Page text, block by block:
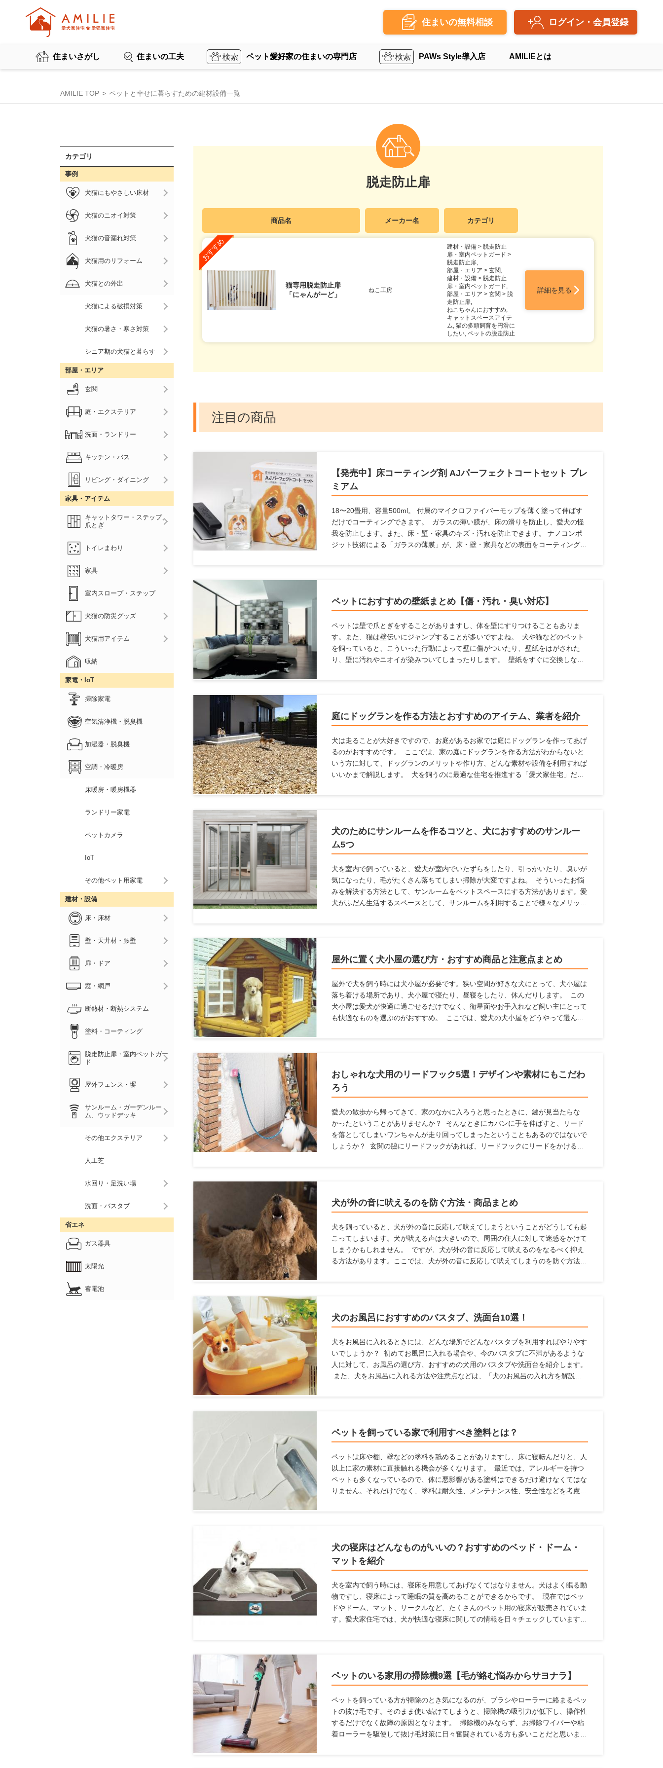
住まいの無料相談 ログイン・会員登録
住まいさがし 住まいの工夫 ペット愛好家の住まいの専門店 PAWs Style導入店 AMILIEとは
AMILIE TOP ペットと幸せに暮らすための建材設備一覧
脱走防止扉
商品名 メーカー名 カテゴリ
猫専用脱走防止扉
「にゃんがーど」
ねこ工房
建材・設備 > 脱走防止
扉・室内ペットガード >
脱走防止扉,
部屋・エリア > 玄関,
建材・設備 > 脱走防止
扉・室内ペットガード,
部屋・エリア > 玄関 > 脱
走防止扉,
ねこちゃんにおすすめ,
キャットスペースアイテ
ム, 猫の多頭飼育を円滑に
したい, ペットの脱走防止
詳細を見る
注目の商品
【発売中】床コーティング剤 AJパーフェクトコートセット プレ
ミアム
18〜20畳用、容量500ml。 付属のマイクロファイバーモップを薄く塗って伸ばす
だけでコーティングできます。 ガラスの薄い膜が、床の滑りを防止し、愛犬の怪
我を防止します。また、床・壁・家具のキズ・汚れを防止できます。 ナノコンポ
ジット技術による「ガラスの薄膜」が、床・壁・家具などの表面をコーティング。
ペットにおすすめの壁紙まとめ【傷・汚れ・臭い対応】
ペットは壁で爪とぎをすることがありますし、体を壁にすりつけることもありま
す。また、猫は壁伝いにジャンプすることが多いですよね。 犬や猫などのペット
を飼っていると、こういった行動によって壁に傷がついたり、壁紙をはがされた
り、壁に汚れやニオイが染みついてしまったりします。 壁紙をすぐに交換しなく
庭にドッグランを作る方法とおすすめのアイテム、業者を紹介
犬は走ることが大好きですので、お庭があるお家では庭にドッグランを作ってあげ
るのがおすすめです。 ここでは、家の庭にドッグランを作る方法がわからないと
いう方に対して、ドッグランのメリットや作り方、どんな素材や設備を利用すれば
いいかまで解説します。 犬を飼うのに最適な住宅を推進する「愛犬家住宅」だか
犬のためにサンルームを作るコツと、犬におすすめのサンルー
ム5つ
犬を室内で飼っていると、愛犬が室内でいたずらをしたり、引っかいたり、臭いが
気になったり、毛がたくさん落ちてしまい掃除が大変ですよね。 そういったお悩
みを解決する方法として、サンルームをペットスペースにする方法があります。愛
犬がふだん生活するスペースとして、サンルームを利用することで様々なメリット
します。
屋外に置く犬小屋の選び方・おすすめ商品と注意点まとめ
屋外で犬を飼う時には犬小屋が必要です。狭い空間が好きな犬にとって、犬小屋は
落ち着ける場所であり、犬小屋で寝たり、昼寝をしたり、休んだりします。 この
犬小屋は愛犬が快適に過ごせるだけでなく、衛星面やお手入れなど飼い主にとって
も快適なものを選ぶのがおすすめ。 ここでは、愛犬の犬小屋をどうやって選んだ
おしゃれな犬用のリードフック5選！デザインや素材にもこだわ
ろう
愛犬の散歩から帰ってきて、家のなかに入ろうと思ったときに、鍵が見当たらな
かったということがありませんか？ そんなときにカバンに手を伸ばすと、リード
を落としてしまいワンちゃんが走り回ってしまったということもあるのではないで
しょうか？ 玄関の脇にリードフックがあれば、リードフックにリードをかけるこ
犬が外の音に吠えるのを防ぐ方法・商品まとめ
犬を飼っていると、犬が外の音に反応して吠えてしまうということがどうしても起
こってしまいます。犬が吠える声は大きいので、周囲の住人に対して迷惑をかけて
しまうかもしれません。 ですが、犬が外の音に反応して吠えるのをなるべく抑え
る方法があります。ここでは、犬が外の音に反応して吠えてしまうのを防ぐ方法、
犬のお風呂におすすめのバスタブ、洗面台10選！
犬をお風呂に入れるときには、どんな場所でどんなバスタブを利用すればやりやす
いでしょうか？ 初めてお風呂に入れる場合や、今のバスタブに不満があるような
人に対して、お風呂の選び方、おすすめの犬用のバスタブや洗面台を紹介します。
また、犬をお風呂に入れる方法や注意点などは、「犬のお風呂の入れ方を解説！
ペットを飼っている家で利用すべき塗料とは？
ペットは床や棚、壁などの塗料を舐めることがありますし、床に寝転んだりと、人
以上に家の素材に直接触れる機会が多くなります。 最近では、アレルギーを持つ
ペットも多くなっているので、体に悪影響がある塗料はできるだけ避けなくてはな
りません。それだけでなく、塗料は耐久性、メンテナンス性、安全性などを考慮す
犬の寝床はどんなものがいいの？おすすめのベッド・ドーム・
マットを紹介
犬を室内で飼う時には、寝床を用意してあげなくてはなりません。犬はよく眠る動
物ですし、寝床によって睡眠の質を高めることができるからです。 現在ではベッ
ドやドーム、マット、サークルなど、たくさんのペット用の寝床が販売されていま
す。愛犬家住宅では、犬が快適な寝床に関しての情報を日々チェックしています。
ペットのいる家用の掃除機9選【毛が絡む悩みからサヨナラ】
ペットを飼っている方が掃除のとき気になるのが、ブラシやローラーに絡まるペッ
トの抜け毛です。そのまま使い続けてしまうと、掃除機の吸引力が低下し、操作性
するだけでなく故障の原因となります。 掃除機のみならず、お掃除ワイパーや粘
着ローラーを駆使して抜け毛対策に日々奮闘されている方も多いことだと思いま
カテゴリ
事例
犬猫にもやさしい床材
犬猫のニオイ対策
犬猫の音漏れ対策
犬猫用のリフォーム
犬猫との外出
犬猫による破損対策
犬猫の暑さ・寒さ対策
シニア期の犬猫と暮らす
部屋・エリア
玄関
庭・エクステリア
洗面・ランドリー
キッチン・バス
リビング・ダイニング
家具・アイテム
キャットタワー・ステップ、
爪とぎ
トイレまわり
家具
室内スロープ・ステップ
犬猫の防災グッズ
犬猫用アイテム
収納
家電・IoT
掃除家電
空気清浄機・脱臭機
加湿器・脱臭機
空調・冷暖房
床暖房・暖房機器
ランドリー家電
ペットカメラ
IoT
その他ペット用家電
建材・設備
床・床材
壁・天井材・腰壁
扉・ドア
窓・網戸
断熱材・断熱システム
塗料・コーティング
脱走防止扉・室内ペットガー
ド
屋外フェンス・塀
サンルーム・ガーデンルー
ム、ウッドデッキ
その他エクステリア
人工芝
水回り・足洗い場
洗面・バスタブ
省エネ
ガス器具
太陽光
蓄電池